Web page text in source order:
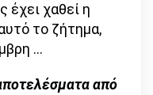
έχει χαθεί η
το ζήτημα,
…
από